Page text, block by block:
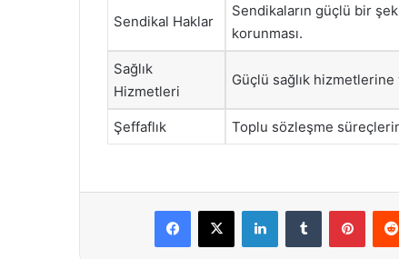
Sendikal Haklar
Sendikaların güçlü bir
korunması.
Sağlık
Hizmetleri
Güçlü sağlık
Şeffaflık Toplu sözleşme
Facebook
X LinkedInTumblr